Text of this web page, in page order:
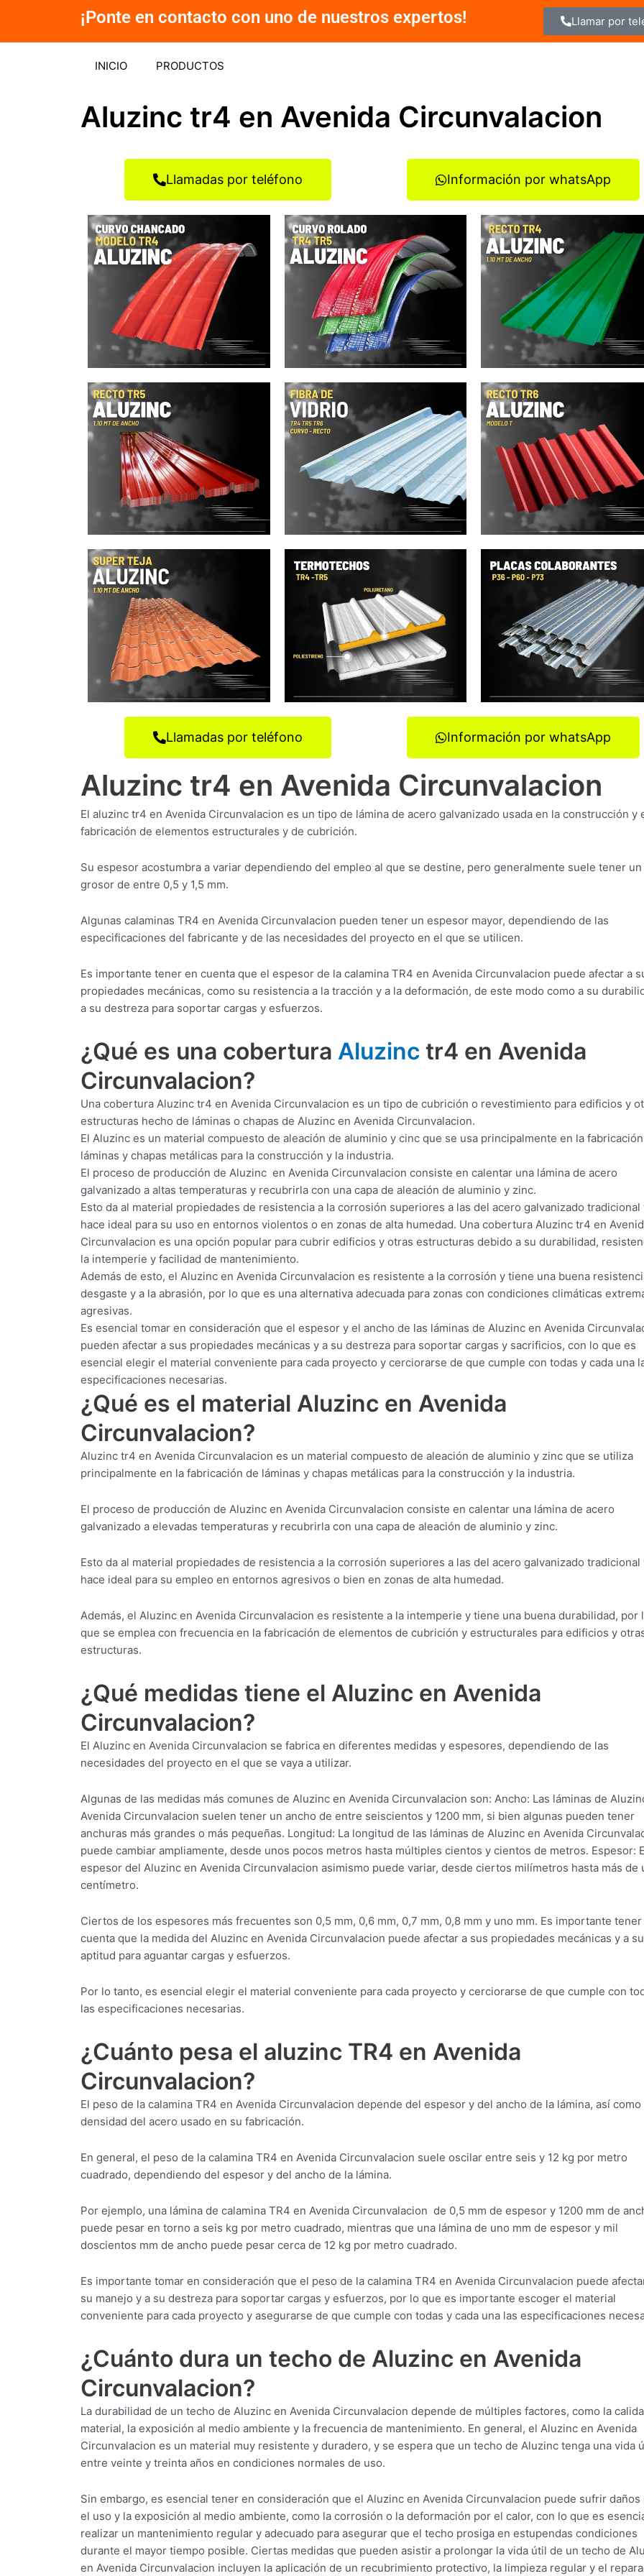
contenido
¡Ponte en contacto con uno de nuestros expertos! Llamar por
INICIO PRODUCTOS
Aluzinc tr4 en Avenida Circunvalacion
Llamadas por teléfono Información por whatsApp
Llamadas por teléfono Información por whatsApp
Aluzinc tr4 en Avenida Circunvalacion
El aluzinc tr4 en Avenida Circunvalacion es un tipo de lámina de acero galvanizado usada en la construcción y
fabricación de elementos estructurales y de cubrición.
Su espesor acostumbra a variar dependiendo del empleo al que se destine, pero generalmente suele tener un
grosor de entre 0,5 y 1,5 mm.
Algunas calaminas TR4 en Avenida Circunvalacion pueden tener un espesor mayor, dependiendo de las
especificaciones del fabricante y de las necesidades del proyecto en el que se utilicen.
Es importante tener en cuenta que el espesor de la calamina TR4 en Avenida Circunvalacion puede afectar a
propiedades mecánicas, como su resistencia a la tracción y a la deformación, de este modo como a su
a su destreza para soportar cargas y esfuerzos.
¿Qué es una cobertura Aluzinc tr4 en Avenida
Circunvalacion?
Una cobertura Aluzinc tr4 en Avenida Circunvalacion es un tipo de cubrición o revestimiento para edificios y
estructuras hecho de láminas o chapas de Aluzinc en Avenida Circunvalacion.
El Aluzinc es un material compuesto de aleación de aluminio y cinc que se usa principalmente en la
láminas y chapas metálicas para la construcción y la industria.
El proceso de producción de Aluzinc en Avenida Circunvalacion consiste en calentar una lámina de acero
galvanizado a altas temperaturas y recubrirla con una capa de aleación de aluminio y zinc.
Esto da al material propiedades de resistencia a la corrosión superiores a las del acero galvanizado tradicional
hace ideal para su uso en entornos violentos o en zonas de alta humedad. Una cobertura Aluzinc tr4 en
Circunvalacion es una opción popular para cubrir edificios y otras estructuras debido a su durabilidad,
la intemperie y facilidad de mantenimiento.
Además de esto, el Aluzinc en Avenida Circunvalacion es resistente a la corrosión y tiene una buena
desgaste y a la abrasión, por lo que es una alternativa adecuada para zonas con condiciones climáticas
agresivas.
Es esencial tomar en consideración que el espesor y el ancho de las láminas de Aluzinc en Avenida
pueden afectar a sus propiedades mecánicas y a su destreza para soportar cargas y sacrificios, con lo que es
esencial elegir el material conveniente para cada proyecto y cerciorarse de que cumple con todas y cada una
especificaciones necesarias.
¿Qué es el material Aluzinc en Avenida
Circunvalacion?
Aluzinc tr4 en Avenida Circunvalacion es un material compuesto de aleación de aluminio y zinc que se utiliza
principalmente en la fabricación de láminas y chapas metálicas para la construcción y la industria.
El proceso de producción de Aluzinc en Avenida Circunvalacion consiste en calentar una lámina de acero
galvanizado a elevadas temperaturas y recubrirla con una capa de aleación de aluminio y zinc.
Esto da al material propiedades de resistencia a la corrosión superiores a las del acero galvanizado tradicional
hace ideal para su empleo en entornos agresivos o bien en zonas de alta humedad.
Además, el Aluzinc en Avenida Circunvalacion es resistente a la intemperie y tiene una buena durabilidad, por
que se emplea con frecuencia en la fabricación de elementos de cubrición y estructurales para edificios y
estructuras.
¿Qué medidas tiene el Aluzinc en Avenida
Circunvalacion?
El Aluzinc en Avenida Circunvalacion se fabrica en diferentes medidas y espesores, dependiendo de las
necesidades del proyecto en el que se vaya a utilizar.
Algunas de las medidas más comunes de Aluzinc en Avenida Circunvalacion son: Ancho: Las láminas de
Avenida Circunvalacion suelen tener un ancho de entre seiscientos y 1200 mm, si bien algunas pueden tener
anchuras más grandes o más pequeñas. Longitud: La longitud de las láminas de Aluzinc en Avenida
puede cambiar ampliamente, desde unos pocos metros hasta múltiples cientos y cientos de metros. Espesor:
espesor del Aluzinc en Avenida Circunvalacion asimismo puede variar, desde ciertos milímetros hasta más de
centímetro.
Ciertos de los espesores más frecuentes son 0,5 mm, 0,6 mm, 0,7 mm, 0,8 mm y uno mm. Es importante tener
cuenta que la medida del Aluzinc en Avenida Circunvalacion puede afectar a sus propiedades mecánicas y a su
aptitud para aguantar cargas y esfuerzos.
Por lo tanto, es esencial elegir el material conveniente para cada proyecto y cerciorarse de que cumple con
las especificaciones necesarias.
¿Cuánto pesa el aluzinc TR4 en Avenida
Circunvalacion?
El peso de la calamina TR4 en Avenida Circunvalacion depende del espesor y del ancho de la lámina, así como
densidad del acero usado en su fabricación.
En general, el peso de la calamina TR4 en Avenida Circunvalacion suele oscilar entre seis y 12 kg por metro
cuadrado, dependiendo del espesor y del ancho de la lámina.
Por ejemplo, una lámina de calamina TR4 en Avenida Circunvalacion de 0,5 mm de espesor y 1200 mm de
puede pesar en torno a seis kg por metro cuadrado, mientras que una lámina de uno mm de espesor y mil
doscientos mm de ancho puede pesar cerca de 12 kg por metro cuadrado.
Es importante tomar en consideración que el peso de la calamina TR4 en Avenida Circunvalacion puede
su manejo y a su destreza para soportar cargas y esfuerzos, por lo que es importante escoger el material
conveniente para cada proyecto y asegurarse de que cumple con todas y cada una las especificaciones
¿Cuánto dura un techo de Aluzinc en Avenida
Circunvalacion?
La durabilidad de un techo de Aluzinc en Avenida Circunvalacion depende de múltiples factores, como la
material, la exposición al medio ambiente y la frecuencia de mantenimiento. En general, el Aluzinc en Avenida
Circunvalacion es un material muy resistente y duradero, y se espera que un techo de Aluzinc tenga una vida
entre veinte y treinta años en condiciones normales de uso.
Sin embargo, es esencial tener en consideración que el Aluzinc en Avenida Circunvalacion puede sufrir daños
el uso y la exposición al medio ambiente, como la corrosión o la deformación por el calor, con lo que es
realizar un mantenimiento regular y adecuado para asegurar que el techo prosiga en estupendas condiciones
durante el mayor tiempo posible. Ciertas medidas que pueden asistir a prolongar la vida útil de un techo de
en Avenida Circunvalacion incluyen la aplicación de un recubrimiento protectivo, la limpieza regular y el